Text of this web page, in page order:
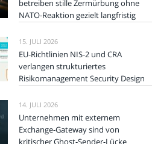
betreiben stille Zermürbung ohne
NATO-Reaktion gezielt langfristig
15. JULI 2026
EU-Richtlinien NIS-2 und CRA
verlangen strukturiertes
Risikomanagement Security Design
14. JULI 2026
Unternehmen mit externem
Exchange-Gateway sind von